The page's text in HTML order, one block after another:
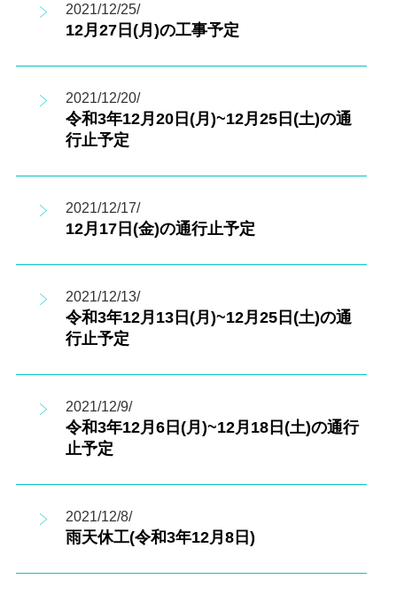
2021/12/25/
12月27日(月)の工事予定
2021/12/20/
令和3年12月20日(月)~12月25日(土)の通
行止予定
2021/12/17/
12月17日(金)の通行止予定
2021/12/13/
令和3年12月13日(月)~12月25日(土)の通
行止予定
2021/12/9/
令和3年12月6日(月)~12月18日(土)の通行
止予定
2021/12/8/
雨天休工(令和3年12月8日)